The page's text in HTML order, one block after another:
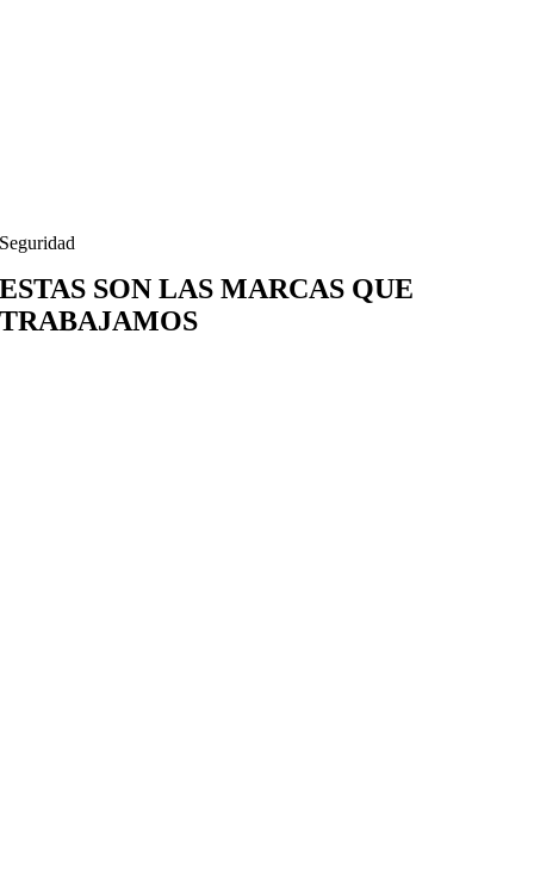
Seguridad
ESTAS SON LAS MARCAS QUE
TRABAJAMOS